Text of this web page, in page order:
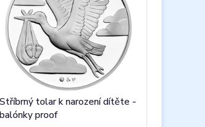
Stříbrný tolar k narození dítěte -
balónky proof